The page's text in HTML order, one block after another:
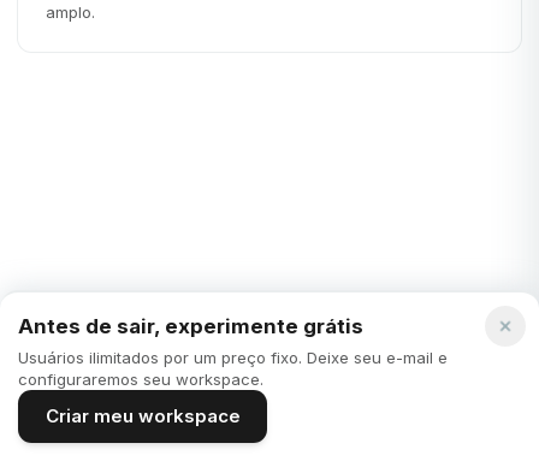
amplo.
Antes de sair, experimente grátis
Usuários ilimitados por um preço fixo. Deixe seu e-mail e
configuraremos seu workspace.
Criar meu workspace